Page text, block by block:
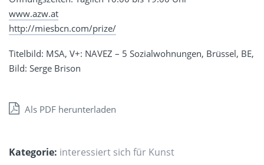
www.azw.at
http://miesbcn.com/prize/
Titelbild: MSA, V+: NAVEZ – 5 Sozialwohnungen, Brüssel, BE,
Bild: Serge Brison
Als PDF herunterladen
Kategorie: interessiert sich für Kunst